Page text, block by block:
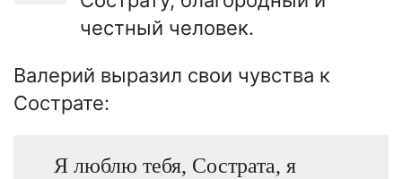
честный человек.
Валерий выразил свои чувства к
Сострате:
Я люблю тебя, Сострата, я